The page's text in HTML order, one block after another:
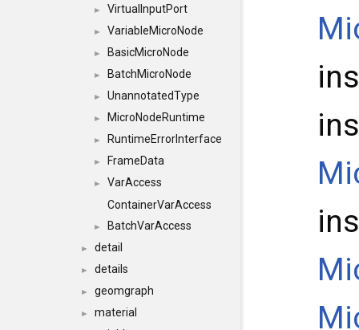
► VirtualInputPort
► VariableMicroNode
► BasicMicroNode
► BatchMicroNode
► UnannotatedType
► MicroNodeRuntime
► RuntimeErrorInterface
► FrameData
►
VarAccess
ContainerVarAccess
► BatchVarAccess
► detail
► details
► geomgraph
►
material